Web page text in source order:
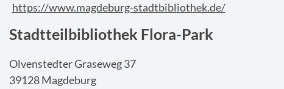
https://www.magdeburg-stadtbibliothek.de/
Stadtteilbibliothek Flora-Park
Olvenstedter Graseweg 37
39128 Magdeburg